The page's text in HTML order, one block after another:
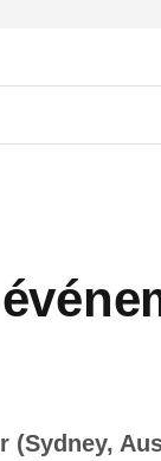
(Sydney,